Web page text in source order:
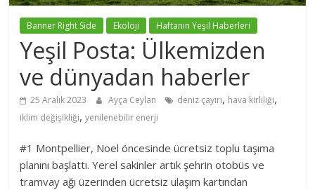
Banner Right Side Ekoloji Haftanın Yeşil Haberleri
Yeşil Posta: Ülkemizden
ve dünyadan haberler
25 Aralık 2023 Ayça Ceylan deniz çayırı, hava kirliliği,
iklim değişikliği,yenilenebilir enerji
#1 Montpellier, Noel öncesinde ücretsiz toplu taşıma
planını başlattı. Yerel sakinler artık şehrin otobüs ve
tramvay ağı üzerinden ücretsiz ulaşım kartından